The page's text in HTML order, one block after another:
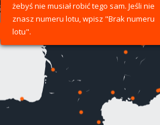
żebyś nie musiał robić tego sam. Jeśli nie
znasz numeru lotu, wpisz "Brak numeru
lotu".